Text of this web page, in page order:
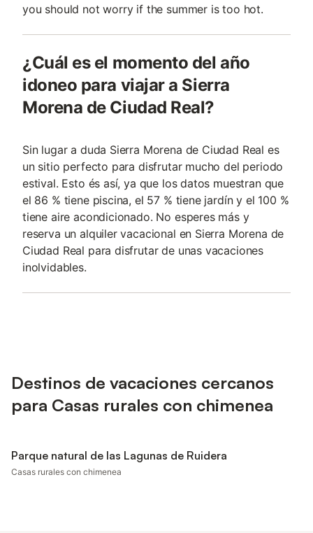
you should not worry if the summer is too hot.
¿Cuál es el momento del año
idoneo para viajar a Sierra
Morena de Ciudad Real?
Sin lugar a duda Sierra Morena de Ciudad Real es
un sitio perfecto para disfrutar mucho del periodo
estival. Esto és así, ya que los datos muestran que
el 86 % tiene piscina, el 57 % tiene jardín y el 100 %
tiene aire acondicionado. No esperes más y
reserva un alquiler vacacional en Sierra Morena de
Ciudad Real para disfrutar de unas vacaciones
inolvidables.
Destinos de vacaciones cercanos
para Casas rurales con chimenea
Parque natural de las Lagunas de Ruidera
Casas rurales con chimenea